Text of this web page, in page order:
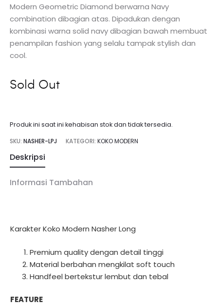
Modern Geometric Diamond berwarna Navy
combination dibagian atas. Dipadukan dengan
kombinasi warna solid navy dibagian bawah membuat
penampilan fashion yang selalu tampak stylish dan
cool.
Sold Out
Produk ini saat ini kehabisan stok dan tidak tersedia.
SKU: NASHER-LPJ KATEGORI: KOKO MODERN
Deskripsi
Informasi Tambahan
Karakter Koko Modern Nasher Long
Premium quality dengan detail tinggi
Material berbahan mengkilat soft touch
Handfeel bertekstur lembut dan tebal
FEATURE